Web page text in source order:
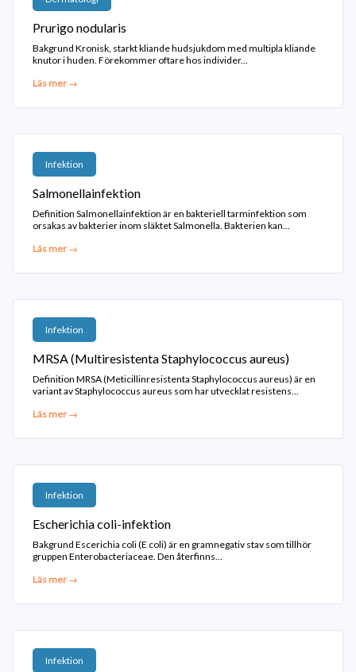
Prurigo nodularis
Bakgrund Kronisk, starkt kliande hudsjukdom med multipla kliande
knutor i huden. Förekommer oftare hos individer...
Läs mer →
Infektion
Salmonellainfektion
Definition Salmonellainfektion är en bakteriell tarminfektion som
orsakas av bakterier inom släktet Salmonella. Bakterien kan...
Läs mer →
Infektion
MRSA (Multiresistenta Staphylococcus aureus)
Definition MRSA (Meticillinresistenta Staphylococcus aureus) är en
variant av Staphylococcus aureus som har utvecklat resistens...
Läs mer →
Infektion
Escherichia coli-infektion
Bakgrund Escerichia coli (E coli) är en gramnegativ stav som tillhör
gruppen Enterobacteriaceae. Den återfinns...
Läs mer →
Infektion